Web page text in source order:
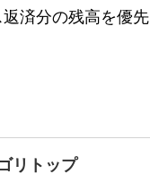
済分の残高を優先
リトップ